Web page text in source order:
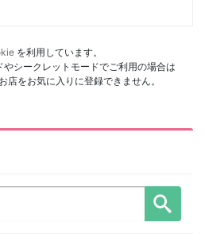
を利用しています。
シークレットモードでご利用の場合は
をお気に入りに登録できません。